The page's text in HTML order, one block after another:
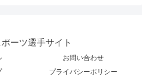
ポーツ選手サイト
お問い合わせ
プライバシーポリシー